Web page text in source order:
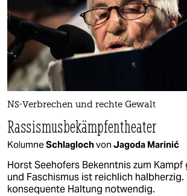
NS-Verbrechen und rechte Gewalt
Rassismusbekämpfentheater
KolumneSchlaglochvon Jagoda Marinić
Horst Seehofers Bekenntnis zum Kampf
und Faschismus ist reichlich halbherzig.
konsequente Haltung notwendig.